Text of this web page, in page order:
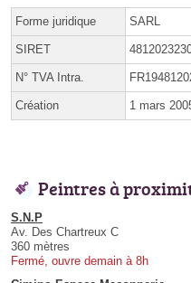
Forme juridique SARL
SIRET
N° TVA Intra.
Création 1 mars
Peintres à
S.N.P
Av. Des Chartreux C
360 mètres
Fermé, ouvre demain à 8h